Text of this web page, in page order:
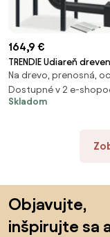
164,9 €
TRENDIE Udiareň
Na drevo, prenosná,
Dostupné v 2 e-
Skladom
Objavujte,
inšpirujte sa